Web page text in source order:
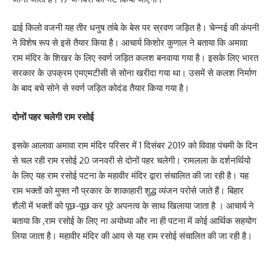
ढाई किलो वजनी यह तीर धनुष तांबे के बेस पर स्रवण जड़ित है। चेन्नई की कंपनी
ने विशेष रूप से इसे तैयार किया है। आचार्य किशोर कुणाल ने बताया कि अमावा
राम मंदिर के शिखर के लिए स्वर्ण जड़ित कलश बनवाया गया है। इसके लिए भारत
सरकार के उपक्रम एमएमटीसी से सोना खरीदा गया था। उसमें से कलश निर्माण
के बाद बचे सोने से स्वर्ण जड़ित कोदंड तैयार किया गया है।
दोनों पहर चलेगी राम रसोई
इसके आलावा अमावा राम मंदिर परिसर में 1 दिसंबर 2019 को विवाह पंचमी के दिन
से चल रही राम रसोई 20 जनवरी से दोनों पहर चलेगी। रामलला के दर्शनर्थियो
के लिए यह राम रसोई पटना के महावीर मंदिर द्वारा संचालित की जा रही है। यह
राम भक्तों को मुफ्त नौ प्रकार के शाकाहारी शुद्ध व्यंजन परोसे जाते हैं। बिहार
शैली में भक्तों को पूछ-पूछ कर पूरे अपनत्व के साथ खिलाया जाता है । आचार्य ने
बताया कि ,राम रसोई के लिए ना अयोध्या और ना ही पटना में कोई आर्थिक सहयोग
लिया जाता है। महावीर मंदिर की आय से यह राम रसोई संचालित की जा रही है।